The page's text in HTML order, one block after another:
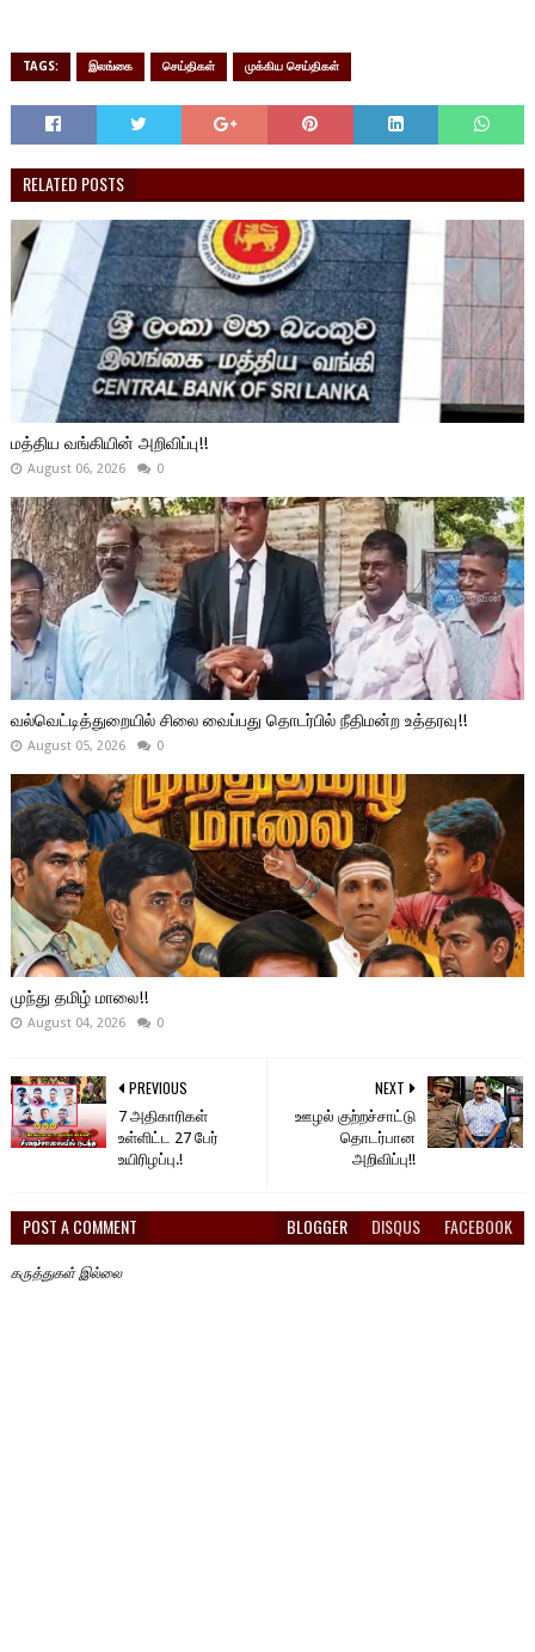
TAGS: இலங்கை செய்திகள் முக்கிய செய்திகள்
RELATED POSTS
மத்திய வங்கியின் அறிவிப்பு!!
August 06, 2026 0
வல்வெட்டித்துறையில் சிலை வைப்பது தொடர்பில் நீதிமன்ற உத்தரவு!!
August 05, 2026 0
முந்து தமிழ் மாலை!!
August 04, 2026 0
NEXT
ஊழல் குற்றச்சாட்டு
தொடர்பான
அறிவிப்பு!!
PREVIOUS
7 அதிகாரிகள்
உள்ளிட்ட 27 பேர்
உயிரிழப்பு.!
POST A COMMENT BLOGGER DISQUS FACEBOOK
கருத்துகள் இல்லை